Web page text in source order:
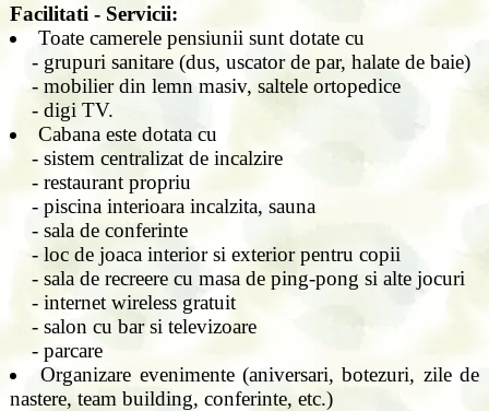
Facilitati - Servicii:
Toate camerele pensiunii sunt dotate cu
- grupuri sanitare (dus, uscator de par, halate de baie)
- mobilier din lemn masiv, saltele ortopedice
- digi TV.
Cabana este dotata cu
- sistem centralizat de incalzire
- restaurant propriu
- piscina interioara incalzita, sauna
- sala de conferinte
- loc de joaca interior si exterior pentru copii
- sala de recreere cu masa de ping-pong si alte jocuri
- internet wireless gratuit
- salon cu bar si televizoare
- parcare
Organizare evenimente (aniversari, botezuri, zile de
nastere, team building, conferinte, etc.)